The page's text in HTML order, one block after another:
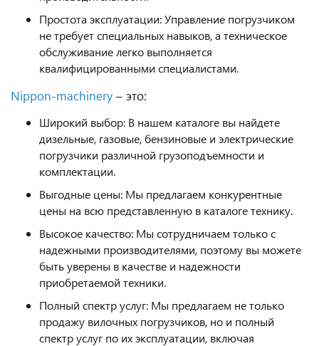
Простота эксплуатации: Управление погрузчиком
не требует специальных навыков, а техническое
обслуживание легко выполняется
квалифицированными специалистами.
Nippon-machinery – это:
Широкий выбор: В нашем каталоге вы найдете
дизельные, газовые, бензиновые и электрические
погрузчики различной грузоподъемности и
комплектации.
Выгодные цены: Мы предлагаем конкурентные
цены на всю представленную в каталоге технику.
Высокое качество: Мы сотрудничаем только с
надежными производителями, поэтому вы можете
быть уверены в качестве и надежности
приобретаемой техники.
Полный спектр услуг: Мы предлагаем не только
продажу вилочных погрузчиков, но и полный
спектр услуг по их эксплуатации, включая